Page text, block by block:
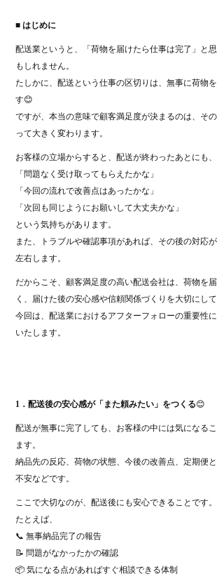
■ はじめに
配送業というと、「荷物を届けたら仕事は完了」と
もしれません。
たしかに、配送という仕事の区切りは、無事に荷物
す😊
ですが、本当の意味で顧客満足度が決まるのは、そ
って大きく変わります。
お客様の立場からすると、配送が終わったあとにも、
「問題なく受け取ってもらえたかな」
「今回の流れで改善点はあったかな」
「次回も同じようにお願いして大丈夫かな」
という気持ちがあります。
また、トラブルや確認事項があれば、その後の対応
左右します。
だからこそ、顧客満足度の高い配送会社は、荷物を
く、届けた後の安心感や信頼関係づくりを大切にし
今回は、配送業におけるアフターフォローの重要性
いたします。
1．配送後の安心感が「また頼みたい」をつくる😊
配送が無事に完了しても、お客様の中には気になる
ます。
納品先の反応、荷物の状態、今後の改善点、定期便
不安などです。
ここで大切なのが、配送後にも安心できることです。
たとえば、
📞 無事納品完了の報告
📝 問題がなかったかの確認
📦 気になる点があればすぐ相談できる体制